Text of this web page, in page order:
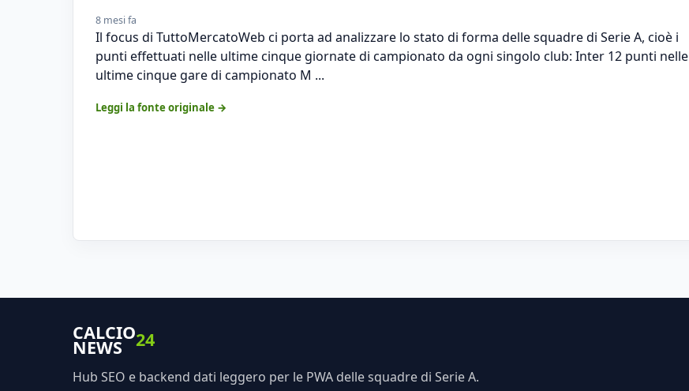
8 mesi fa
Il focus di TuttoMercatoWeb ci porta ad analizzare lo stato di forma delle squadre di Serie A, cioè i
punti effettuati nelle ultime cinque giornate di campionato da ogni singolo club: Inter 12 punti nelle
ultime cinque gare di campionato M ...
Leggi la fonte originale →
CALCIO
NEWS 24
Hub SEO e backend dati leggero per le PWA delle squadre di Serie A.